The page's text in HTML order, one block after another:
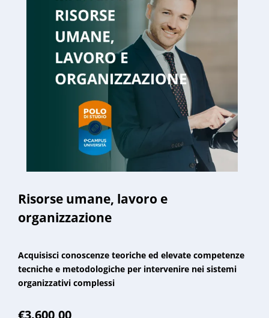
Risorse umane, lavoro e
organizzazione
Acquisisci conoscenze teoriche ed elevate competenze
tecniche e metodologiche per intervenire nei sistemi
organizzativi complessi
€3.600,00